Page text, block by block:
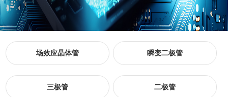
场效应晶体管 瞬变二极管
三极管 二极管